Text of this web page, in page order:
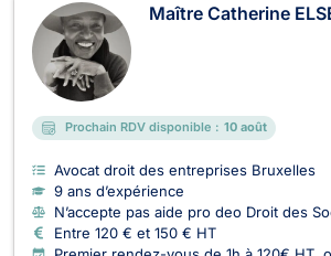
Maître Catherine
Prochain RDV disponible : 10 août
Avocat droit des entreprises Bruxelles
9 ans d’expérience
N’accepte pas aide pro deo Droit des
Entre 120 € et 150 € HT